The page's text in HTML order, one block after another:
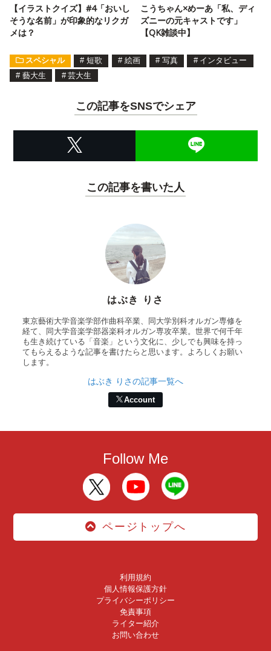
【イラストクイズ】#4「おいし
そうな名前」が印象的なリクガ
メは？
こうちゃん×めーあ「私、ディ
ズニーの元キャストです」
【QK雑談中】
スペシャル # 短歌 # 絵画 # 写真 # インタビュー
# 藝大生 # 芸大生
この記事をSNSでシェア
この記事を書いた人
はぶき りさ
東京藝術大学音楽学部作曲科卒業、同大学別科オルガン専修を
経て、同大学音楽学部器楽科オルガン専攻卒業。世界で何千年
も生き続けている「音楽」という文化に、少しでも興味を持っ
てもらえるような記事を書けたらと思います。よろしくお願い
します。
はぶき りさの記事一覧へ
Account
Follow Me
ページトップへ
利用規約
個人情報保護方針
プライバシーポリシー
免責事項
ライター紹介
お問い合わせ